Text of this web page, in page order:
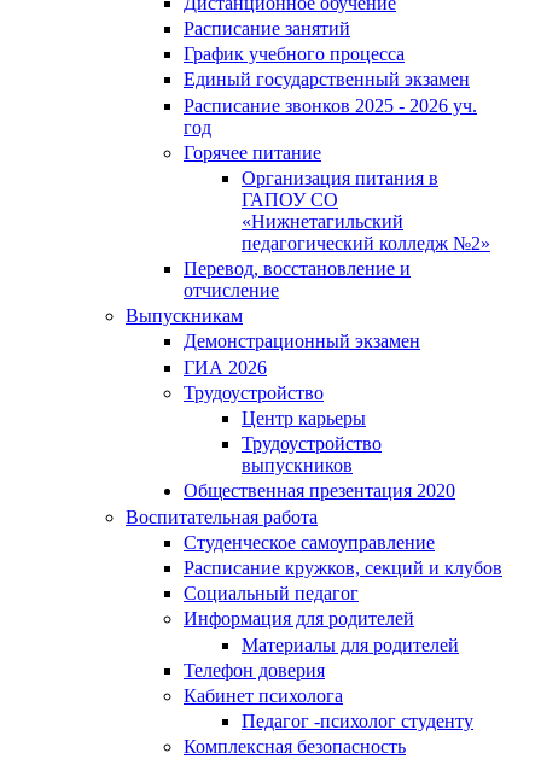
Расписание занятий
График учебного процесса
Единый государственный экзамен
Расписание звонков 2025 - 2026 уч.
год
Горячее питание
Организация питания в
ГАПОУ СО
«Нижнетагильский
педагогический колледж №2»
Перевод, восстановление и
отчисление
Выпускникам
Демонстрационный экзамен
ГИА 2026
Трудоустройство
Центр карьеры
Трудоустройство
выпускников
Общественная презентация 2020
Воспитательная работа
Студенческое самоуправление
Расписание кружков, секций и клубов
Социальный педагог
Информация для родителей
Материалы для родителей
Телефон доверия
Кабинет психолога
Педагог -психолог студенту
Комплексная безопасность